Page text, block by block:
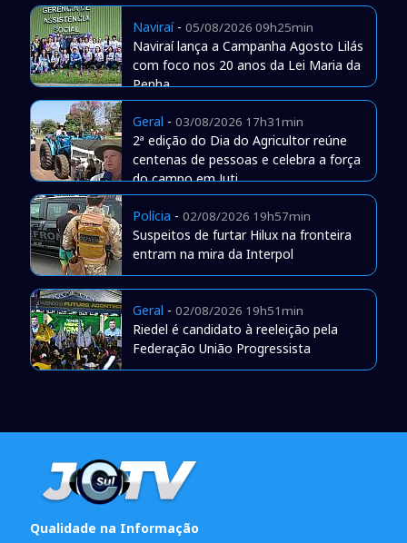
Naviraí- 05/08/2026 09h25min
Naviraí lança a Campanha Agosto Lilás
com foco nos 20 anos da Lei Maria da
Penha
Geral - 03/08/2026 17h31min
2ª edição do Dia do Agricultor reúne
centenas de pessoas e celebra a força
do campo em Juti
Polícia - 02/08/2026 19h57min
Suspeitos de furtar Hilux na fronteira
entram na mira da Interpol
Geral - 02/08/2026 19h51min
Riedel é candidato à reeleição pela
Federação União Progressista
Qualidade na Informação